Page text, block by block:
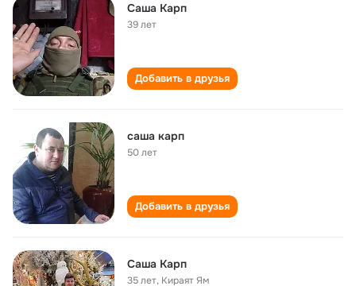
Саша Карп
39 лет
Добавить в друзья
саша карп
50 лет
Добавить в друзья
Саша Карп
35 лет, Кираят Ям